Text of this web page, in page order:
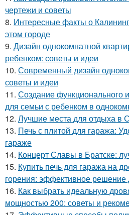
чертежи и советы
8. Интересные факты о
этом городе
9. Дизайн однокомнатной
ребенком: советы и идеи
10. Современный дизайн
советы и идеи
11. Создание функционального
для семьи с ребенком в
12. Лучшие места для отдыха в
13. Печь с плитой для гаража:
гараже
14. Концерт Славы в Братске:
15. Купить печь для гаража на
горения: эффективное решение
16. Как выбрать идеальную
мощностью 200: советы и